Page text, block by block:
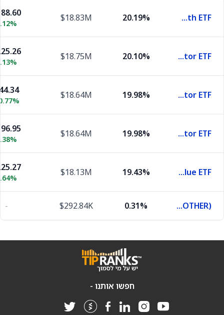
iShares Russell 2000 Growth ETF
20.19%
$18.83M
iShares MSCI USA Quality Factor ETF
20.10%
$18.75M
iShares MSCI Intl Value Factor ETF
19.98%
$18.64M
iShares MSCI USA Value Factor ETF
19.98%
$18.64M
iShares Russell 2000 Value ETF
19.43%
$18.13M
MUTUAL FUND (OTHER)
0.31%
$292.84K
-
חפשו אותנו -